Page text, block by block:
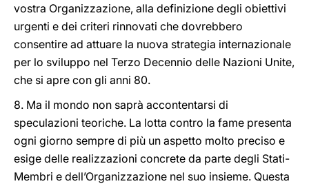
vostra Organizzazione, alla definizione degli obiettivi
urgenti e dei criteri rinnovati che dovrebbero
consentire ad attuare la nuova strategia internazionale
per lo sviluppo nel Terzo Decennio delle Nazioni Unite,
che si apre con gli anni 80.
8. Ma il mondo non saprà accontentarsi di
speculazioni teoriche. La lotta contro la fame presenta
ogni giorno sempre di più un aspetto molto preciso e
esige delle realizzazioni concrete da parte degli Stati-
Membri e dell’Organizzazione nel suo insieme. Questa